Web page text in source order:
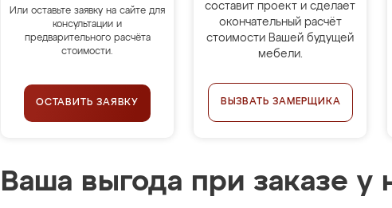
Или оставьте заявку на сайте для
консультации и
предварительного расчёта
стоимости.
ОСТАВИТЬ ЗАЯВКУ
составит проект и сделает
окончательный расчёт
стоимости Вашей будущей
мебели.
ВЫЗВАТЬ ЗАМЕРЩИКА
Ваша выгода при заказе у